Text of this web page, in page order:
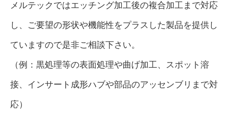
メルテックではエッチング加工後の複合加工まで対応
し、ご要望の形状や機能性をプラスした製品を提供し
ていますので是非ご相談下さい。
（例：黒処理等の表面処理や曲げ加工、スポット溶
接、インサート成形ハブや部品のアッセンブリまで対
応）